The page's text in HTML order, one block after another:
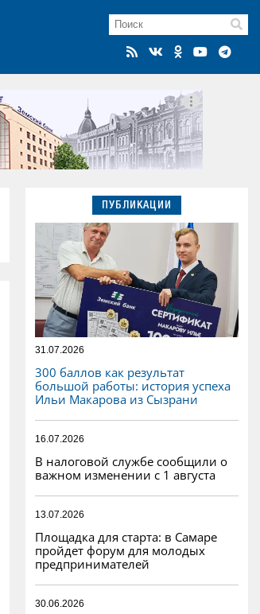
ПУБЛИКАЦИИ
31.07.2026
300 баллов как результат
большой работы: история успеха
Ильи Макарова из Сызрани
16.07.2026
В налоговой службе сообщили о
важном изменении с 1 августа
13.07.2026
Площадка для старта: в Самаре
пройдет форум для молодых
предпринимателей
30.06.2026